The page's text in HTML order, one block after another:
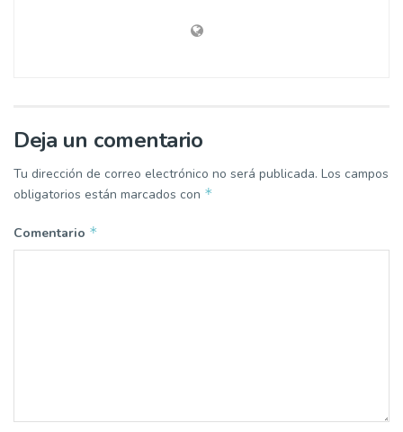
Deja un comentario
Tu dirección de correo electrónico no será publicada. Los campos
obligatorios están marcados con *
Comentario *